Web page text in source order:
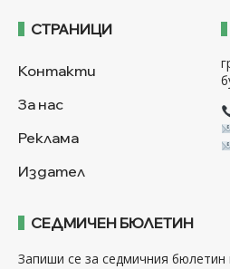
СТРАНИЦИ
Контакти
За нас
Реклама
Издател
СЕДМИЧЕН БЮЛЕТИН
Запиши се за седмичния бюлетин